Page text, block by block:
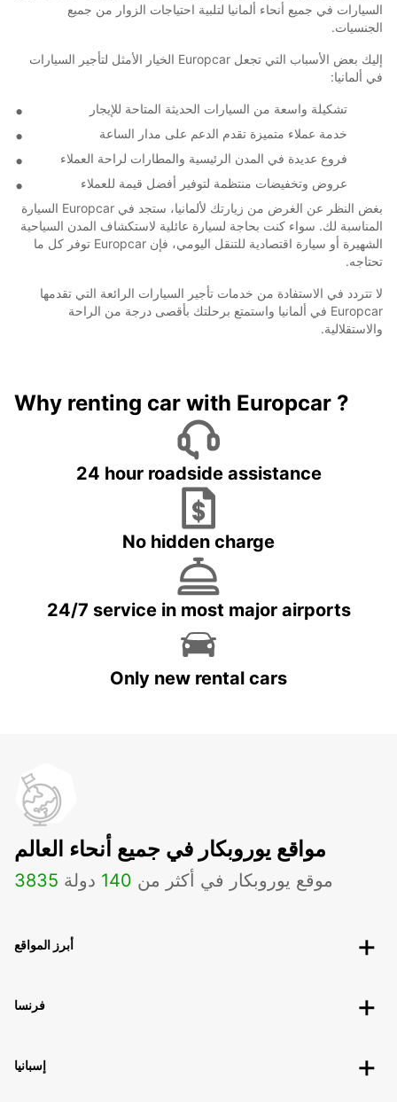
السيارات في جميع أنحاء ألمانيا لتلبية احتياجات الزوار من جميع
الجنسيات.
إليك بعض الأسباب التي تجعل Europcar الخيار الأمثل لتأجير السيارات
في ألمانيا:
تشكيلة واسعة من السيارات الحديثة المتاحة للإيجار
خدمة عملاء متميزة تقدم الدعم على مدار الساعة
فروع عديدة في المدن الرئيسية والمطارات لراحة العملاء
عروض وتخفيضات منتظمة لتوفير أفضل قيمة للعملاء
بغض النظر عن الغرض من زيارتك لألمانيا، ستجد في Europcar السيارة
المناسبة لك. سواء كنت بحاجة لسيارة عائلية لاستكشاف المدن السياحية
الشهيرة أو سيارة اقتصادية للتنقل اليومي، فإن Europcar توفر كل ما
تحتاجه.
لا تتردد في الاستفادة من خدمات تأجير السيارات الرائعة التي تقدمها
Europcar في ألمانيا واستمتع برحلتك بأقصى درجة من الراحة
والاستقلالية.
Why renting car with Europcar ?
24 hour roadside assistance
No hidden charge
24/7 service in most major airports
Only new rental cars
مواقع يوروبكار في جميع أنحاء العالم
3835 موقع يوروبكار في أكثر من 140 دولة
أبرز المواقع
فرنسا
إسبانيا